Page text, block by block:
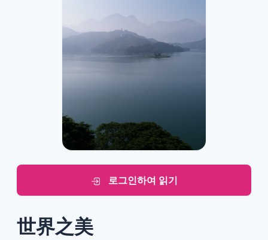
로그인하여 읽기
世界之美